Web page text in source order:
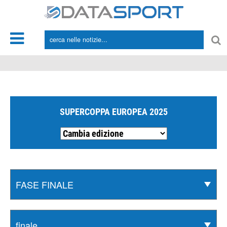
SUPERCOPPA EUROPEA 2025